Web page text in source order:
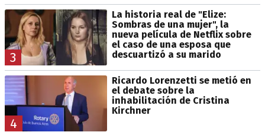
3
La historia real de "Elize:
Sombras de una mujer", la
nueva película de Netflix sobre
el caso de una esposa que
descuartizó a su marido
4
Ricardo Lorenzetti se metió en
el debate sobre la
inhabilitación de Cristina
Kirchner